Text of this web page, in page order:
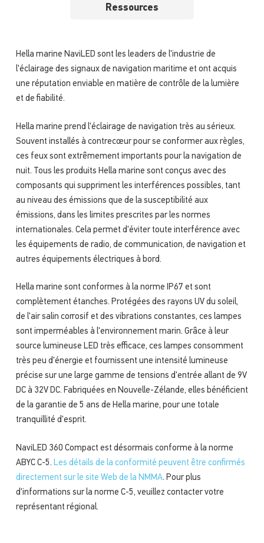
Ressources
Hella marine NaviLED sont les leaders de l'industrie de
l'éclairage des signaux de navigation maritime et ont acquis
une réputation enviable en matière de contrôle de la lumière
et de fiabilité.
Hella marine prend l'éclairage de navigation très au sérieux.
Souvent installés à contrecœur pour se conformer aux règles,
ces feux sont extrêmement importants pour la navigation de
nuit. Tous les produits Hella marine sont conçus avec des
composants qui suppriment les interférences possibles, tant
au niveau des émissions que de la susceptibilité aux
émissions, dans les limites prescrites par les normes
internationales. Cela permet d'éviter toute interférence avec
les équipements de radio, de communication, de navigation et
autres équipements électriques à bord.
Hella marine sont conformes à la norme IP67 et sont
complètement étanches. Protégées des rayons UV du soleil,
de l'air salin corrosif et des vibrations constantes, ces lampes
sont imperméables à l'environnement marin. Grâce à leur
source lumineuse LED très efficace, ces lampes consomment
très peu d'énergie et fournissent une intensité lumineuse
précise sur une large gamme de tensions d'entrée allant de 9V
DC à 32V DC. Fabriquées en Nouvelle-Zélande, elles bénéficient
de la garantie de 5 ans de Hella marine, pour une totale
tranquillité d'esprit.
NaviLED 360 Compact est désormais conforme à la norme
ABYC C-5. Les détails de la conformité peuvent être confirmés
directement sur le site Web de la NMMA. Pour plus
d'informations sur la norme C-5, veuillez contacter votre
représentant régional.